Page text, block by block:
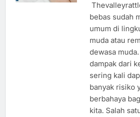
bebas sudah
umum di
muda atau
dewasa
dampak dari
sering kali
banyak risiko
berbahaya
kita. Salah